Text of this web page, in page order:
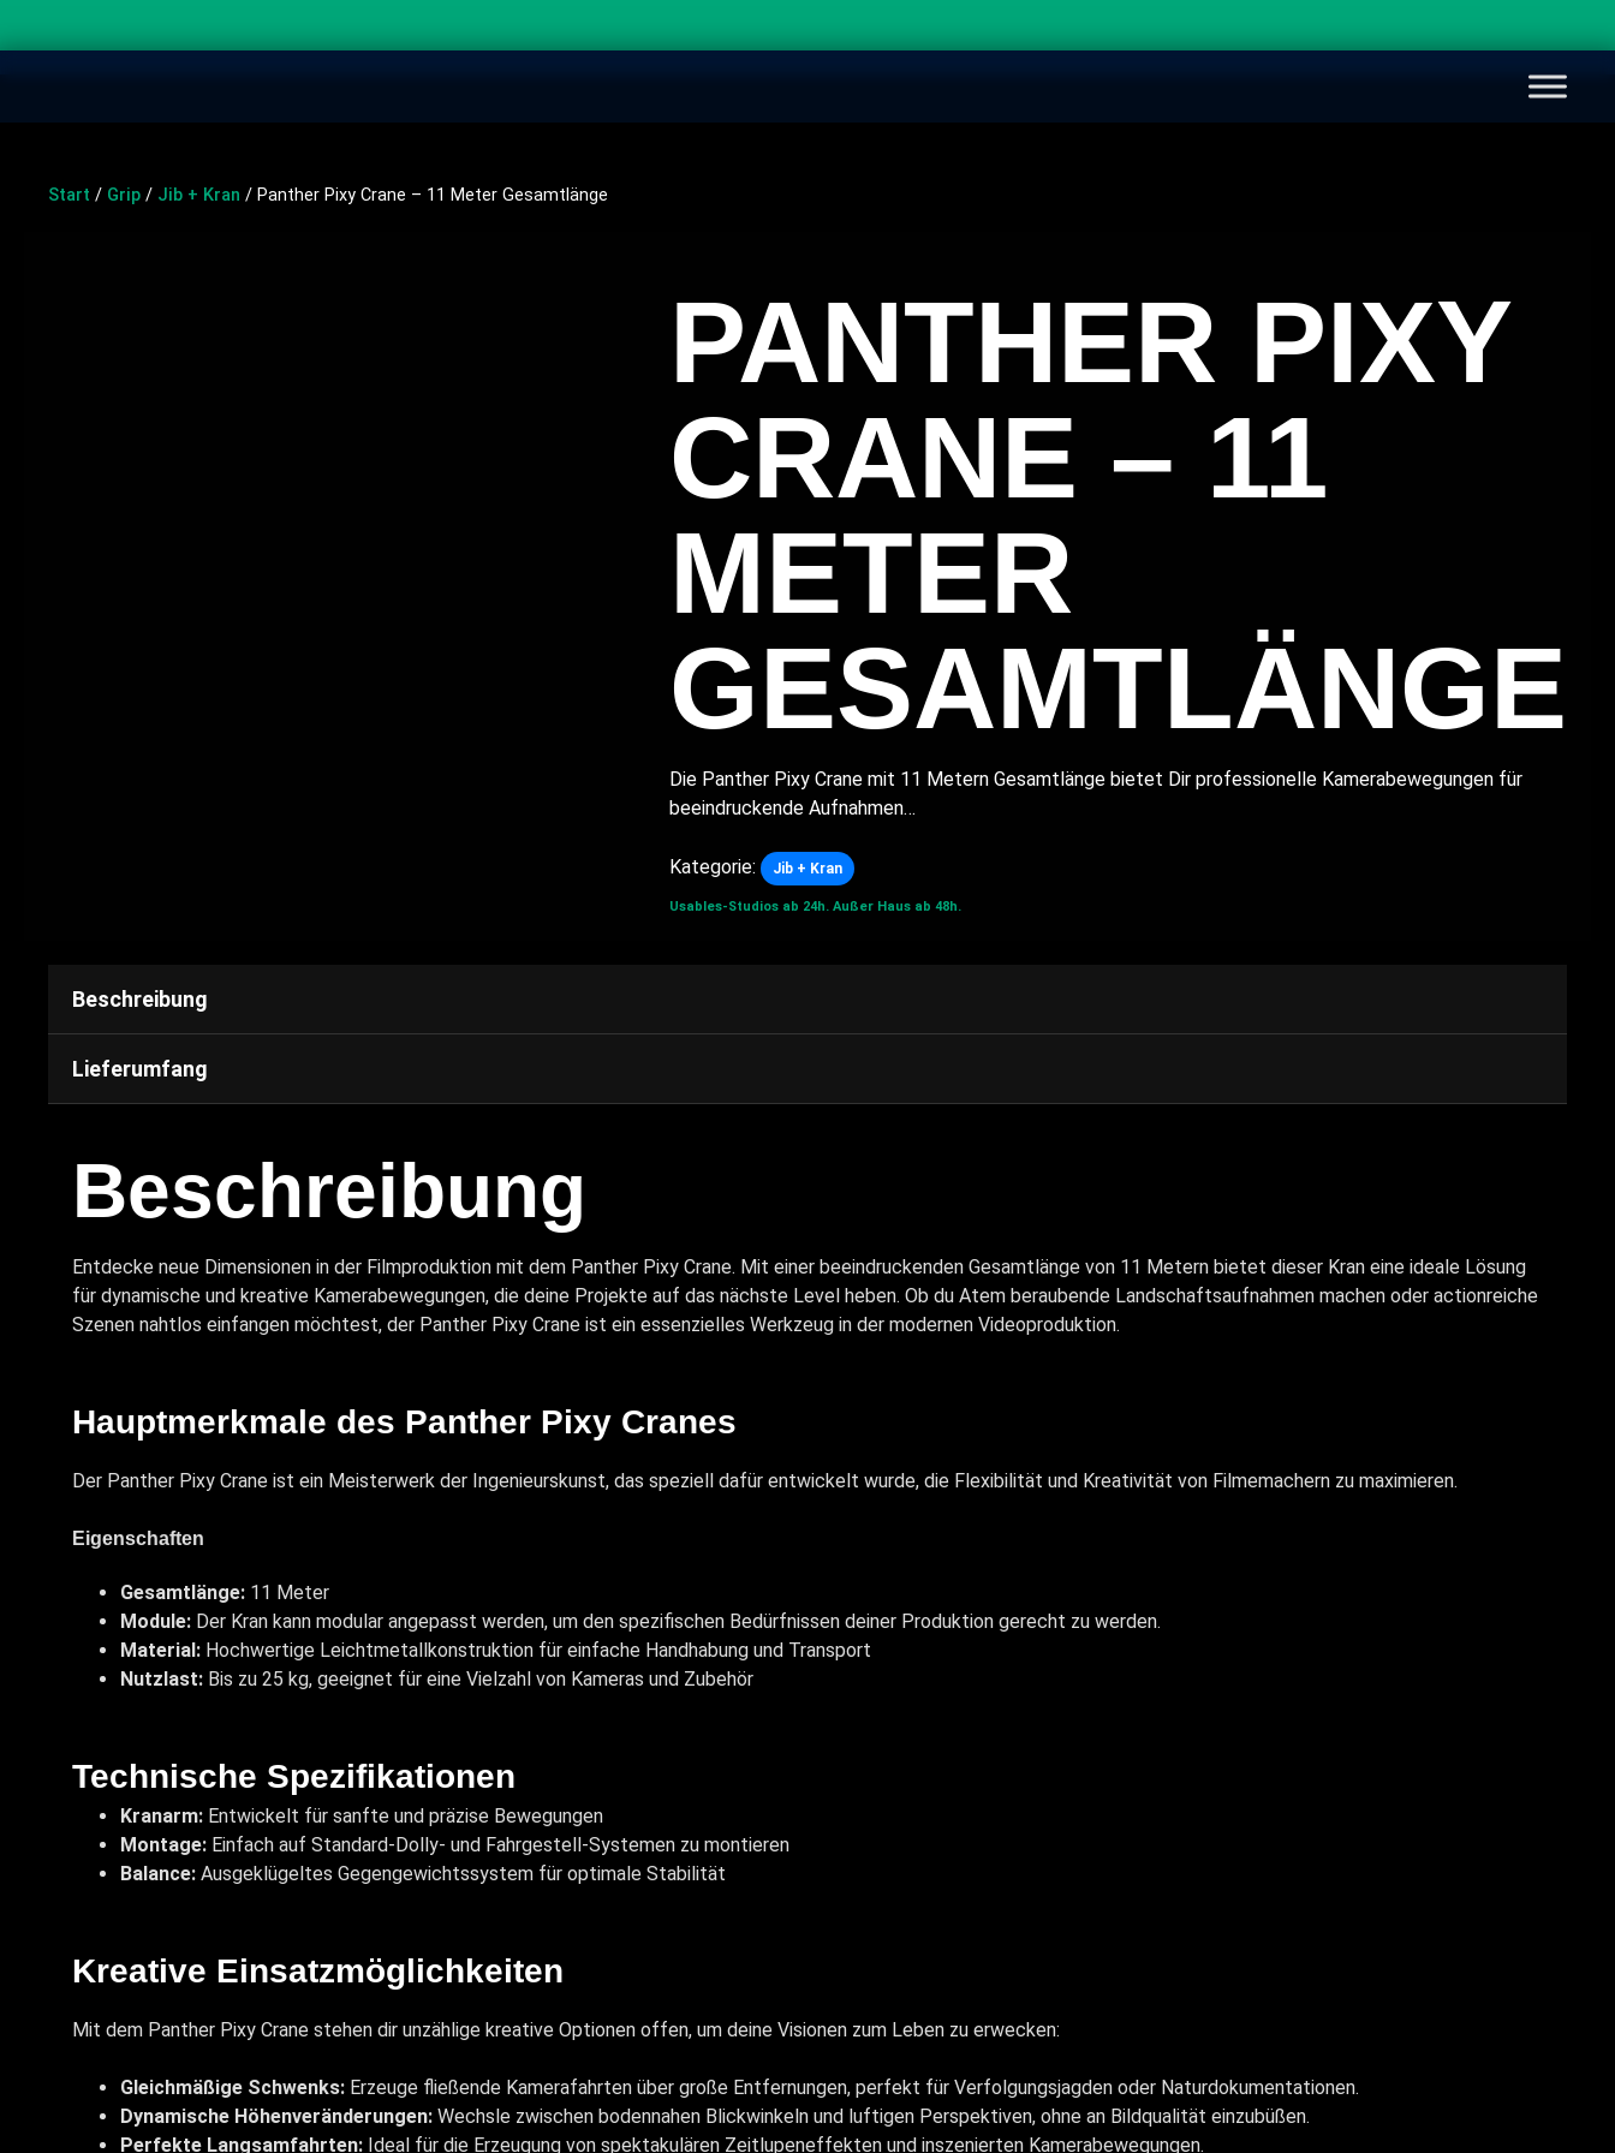
Start / Grip / Jib + Kran / Panther Pixy Crane – 11 Meter Gesamtlänge
PANTHER PIXY
CRANE – 11
METER
GESAMTLÄNGE
Die Panther Pixy Crane mit 11 Metern Gesamtlänge bietet Dir professionelle Kamerabewegungen für
beeindruckende Aufnahmen…
Kategorie: Jib + Kran
Usables-Studios ab 24h. Außer Haus ab 48h.
Beschreibung
Lieferumfang
Beschreibung
Entdecke neue Dimensionen in der Filmproduktion mit dem Panther Pixy Crane. Mit einer beeindruckenden Gesamtlänge von 11 Metern bietet dieser Kran eine ideale Lösung
für dynamische und kreative Kamerabewegungen, die deine Projekte auf das nächste Level heben. Ob du Atem beraubende Landschaftsaufnahmen machen oder actionreiche
Szenen nahtlos einfangen möchtest, der Panther Pixy Crane ist ein essenzielles Werkzeug in der modernen Videoproduktion.
Hauptmerkmale des Panther Pixy Cranes
Der Panther Pixy Crane ist ein Meisterwerk der Ingenieurskunst, das speziell dafür entwickelt wurde, die Flexibilität und Kreativität von Filmemachern zu maximieren.
Eigenschaften
Gesamtlänge: 11 Meter
Module: Der Kran kann modular angepasst werden, um den spezifischen Bedürfnissen deiner Produktion gerecht zu werden.
Material: Hochwertige Leichtmetallkonstruktion für einfache Handhabung und Transport
Nutzlast: Bis zu 25 kg, geeignet für eine Vielzahl von Kameras und Zubehör
Technische Spezifikationen
Kranarm: Entwickelt für sanfte und präzise Bewegungen
Montage: Einfach auf Standard-Dolly- und Fahrgestell-Systemen zu montieren
Balance: Ausgeklügeltes Gegengewichtssystem für optimale Stabilität
Kreative Einsatzmöglichkeiten
Mit dem Panther Pixy Crane stehen dir unzählige kreative Optionen offen, um deine Visionen zum Leben zu erwecken:
Gleichmäßige Schwenks: Erzeuge fließende Kamerafahrten über große Entfernungen, perfekt für Verfolgungsjagden oder Naturdokumentationen.
Dynamische Höhenveränderungen: Wechsle zwischen bodennahen Blickwinkeln und luftigen Perspektiven, ohne an Bildqualität einzubüßen.
Perfekte Langsamfahrten: Ideal für die Erzeugung von spektakulären Zeitlupeneffekten und inszenierten Kamerabewegungen.